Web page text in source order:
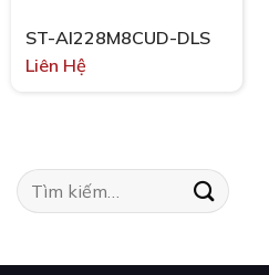
ST-AI228M8CUD-DLS
Liên Hệ
Tìm
kiếm: